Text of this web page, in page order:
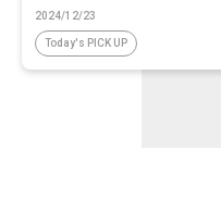
2024/12/23
Today's PICK UP